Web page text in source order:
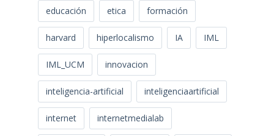
educación etica formación
harvard hiperlocalismo IA IML
IML_UCM innovacion
inteligencia-artificial inteligenciaartificial
internet internetmedialab